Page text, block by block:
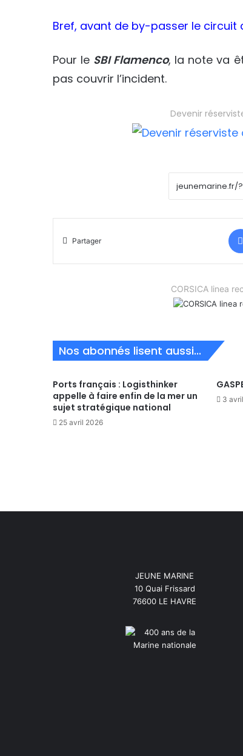
Bref, avant de by-passer le circuit
Pour le SBI Flamenco, la note va
pas couvrir l’incident.
Devenir
Partager
CORSICA linea
Nos abonnés lisent aussi...
Ports français : Logisthinker
appelle à faire enfin de la mer un
sujet stratégique national
25 avril 2026
3
JEUNE MARINE
10 Quai Frissard
76600 LE HAVRE